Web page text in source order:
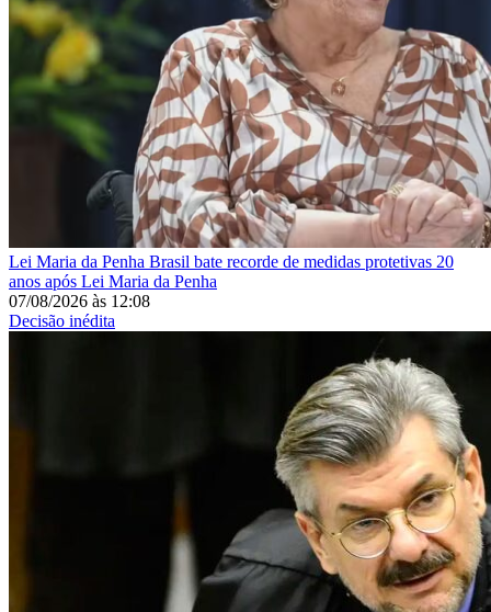
Lei Maria da Penha Brasil bate recorde de medidas protetivas 20
anos após Lei Maria da Penha
07/08/2026 às 12:08
Decisão inédita